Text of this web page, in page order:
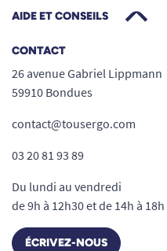
AIDE ET CONSEILS
CONTACT
26 avenue Gabriel Lippmann
59910 Bondues
contact@tousergo.com
03 20 81 93 89
Du lundi au vendredi
de 9h à 12h30 et de 14h à 18h
ÉCRIVEZ-NOUS